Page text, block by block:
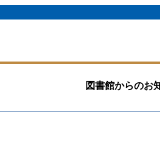
図書館からのお